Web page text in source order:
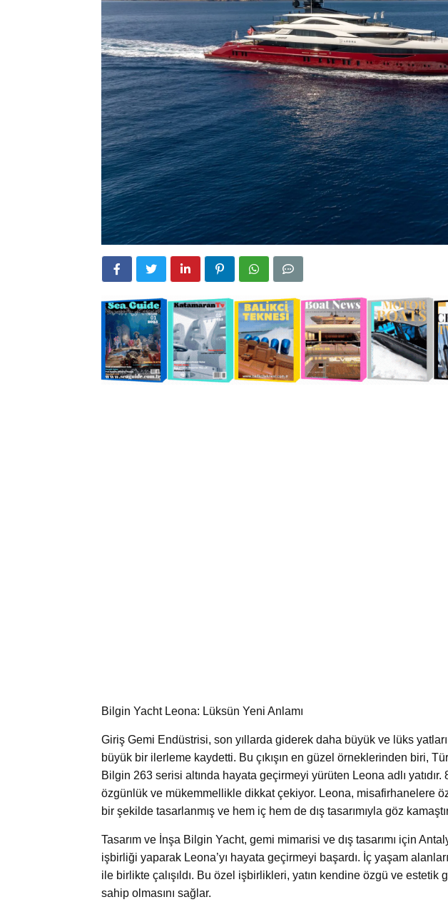
Bilgin Yacht Leona: Lüksün Yeni Anlamı
Giriş Gemi Endüstrisi, son yıllarda giderek daha büyük ve lüks
büyük bir ilerleme kaydetti. Bu çıkışın en güzel örneklerinden biri,
Bilgin 263 serisi altında hayata geçirmeyi yürüten Leona adlı yatıdır.
özgünlük ve mükemmellikle dikkat çekiyor. Leona, misafirhanelere
bir şekilde tasarlanmış ve hem iç hem de dış tasarımıyla göz
Tasarım ve İnşa Bilgin Yacht, gemi mimarisi ve dış tasarımı için
işbirliği yaparak Leona’yı hayata geçirmeyi başardı. İç yaşam
ile birlikte çalışıldı. Bu özel işbirlikleri, yatın kendine özgü ve
sahip olmasını sağlar.